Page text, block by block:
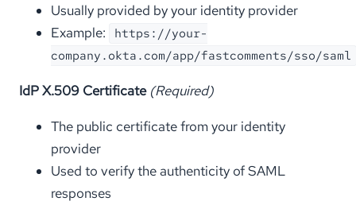
Usually provided by your identity provider
Example:
https://your-
company.okta.com/app/fastcomments/sso/saml
IdP X.509 Certificate (Required)
The public certificate from your identity
provider
Used to verify the authenticity of SAML
responses